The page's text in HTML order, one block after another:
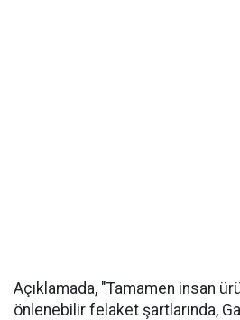
Açıklamada, "Tamamen insan
önlenebilir felaket şartlarında,